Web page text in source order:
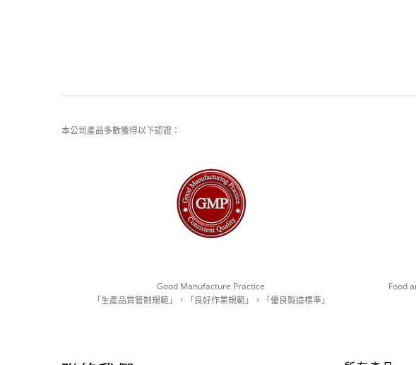
本公司產品多數獲得以下認證：
Good Manufacture Practice
「生產品質管制規範」，「良好作業規範」，「優良製造標準」
Food